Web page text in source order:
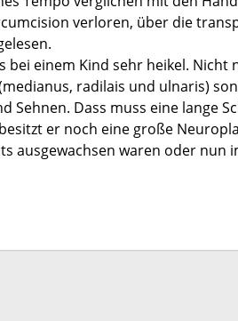
verloren, über die
bei einem Kind sehr heikel. Nicht
radilais und ulnaris)
Sehnen. Dass muss eine lange
er noch eine große
ausgewachsen waren oder nun